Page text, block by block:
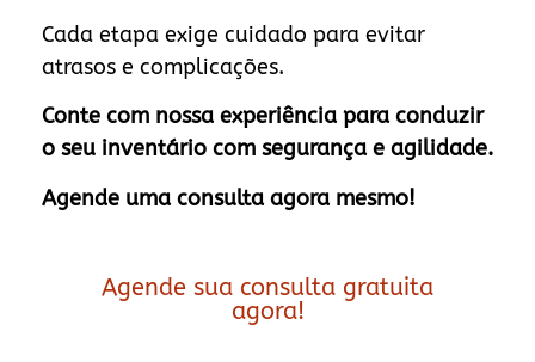
Cada etapa exige cuidado para evitar
atrasos e complicações.
Conte com nossa experiência para conduzir
o seu inventário com segurança e agilidade.
Agende uma consulta agora mesmo!
Agende sua consulta gratuita
agora!